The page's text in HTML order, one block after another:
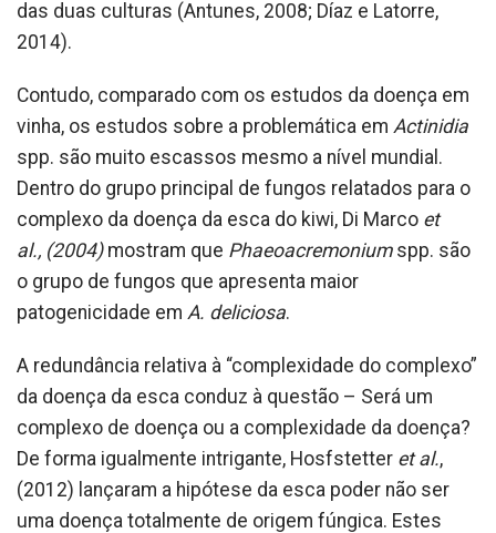
das duas culturas (Antunes, 2008; Díaz e Latorre,
2014).
Contudo, comparado com os estudos da doença em
vinha, os estudos sobre a problemática em Actinidia
spp. são muito escassos mesmo a nível mundial.
Dentro do grupo principal de fungos relatados para o
complexo da doença da esca do kiwi, Di Marco et
al., (2004) mostram que Phaeoacremonium spp. são
o grupo de fungos que apresenta maior
patogenicidade em A. deliciosa.
A redundância relativa à “complexidade do complexo”
da doença da esca conduz à questão – Será um
complexo de doença ou a complexidade da doença?
De forma igualmente intrigante, Hosfstetter et al.,
(2012) lançaram a hipótese da esca poder não ser
uma doença totalmente de origem fúngica. Estes